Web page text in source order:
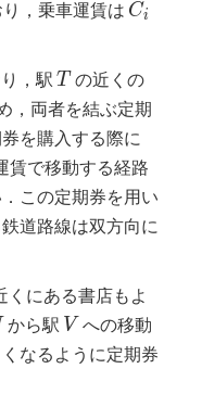
M
，乗車運賃は C_i
Ci
，駅T
T の近くの
，両者を結ぶ定期
を購入する際に
賃で移動する経路
この定期券を用い
道路線は双方向に
くにある書店もよ
から駅 V
V への移動
なるように定期券